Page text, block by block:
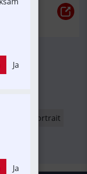
Strecken-Portrait
Ja
Ja